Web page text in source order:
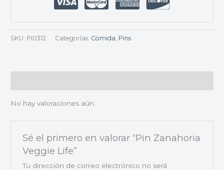
SKU: PI0312 Categorías: Comida, Pins
No hay valoraciones aún.
Sé el primero en valorar “Pin Zanahoria
Veggie Life”
Tu dirección de correo electrónico no será